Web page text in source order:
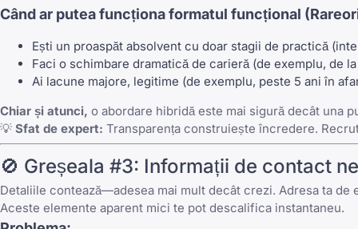
Când ar putea funcționa formatul funcțional
Ești un proaspăt absolvent cu doar stagii de practică
Faci o schimbare dramatică de carieră (de exemplu, de
Ai lacune majore, legitime (de exemplu, peste 5 ani în
Chiar și atunci, o abordare hibridă este mai sigură decât una
💡 Sfat de expert: Transparența construiește încredere.
🚫 Greșeala #3: Informații de contact
Detaliile contează—adesea mai mult decât crezi. Adresa ta
Aceste elemente aparent mici te pot descalifica instantaneu.